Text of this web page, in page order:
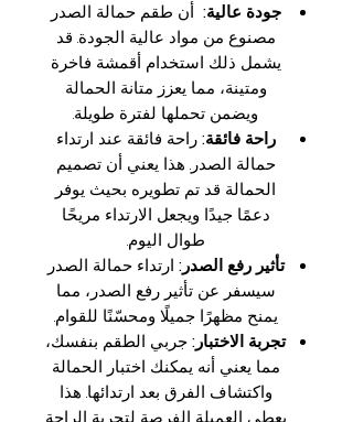
جودة عالية: أن طقم حمالة الصدر
مصنوع من مواد عالية الجودة. قد
يشمل ذلك استخدام أقمشة فاخرة
ومتينة، مما يعزز متانة الحمالة
ويضمن تحملها لفترة طويلة.
راحة فائقة:راحة فائقة عند ارتداء
حمالة الصدر. هذا يعني أن تصميم
الحمالة قد تم تطويره بحيث يوفر
دعمًا جيدًا ويجعل الارتداء مريحًا
طوال اليوم.
تأثير رفع الصدر: ارتداء حمالة الصدر
سيسفر عن تأثير رفع الصدر، مما
يمنح مظهرًا جميلًا ومحسّنًا للقوام.
تجربة الاختبار:جربي الطقم بنفسك،
مما يعني أنه يمكنك اختبار الحمالة
واكتشاف الفرق بعد ارتدائها. هذا
يعطي العميلة الفرصة لتجربة الراحة